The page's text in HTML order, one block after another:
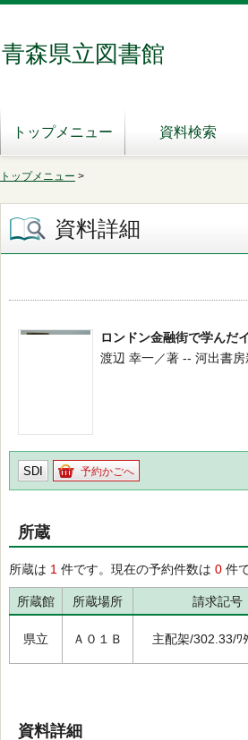
青森県立図書館
トップメニュー 資料検索
トップメニュー >
資料詳細
ロンドン金融街で学んだ
渡辺 幸一／著 -- 河出書
SDI 予約かごへ
所蔵
所蔵は 1 件です。現在の予約件数は 0 件
所蔵館 所蔵場所 請求記号
県立 Ａ０１Ｂ 主配架/302.33/ﾜ
資料詳細